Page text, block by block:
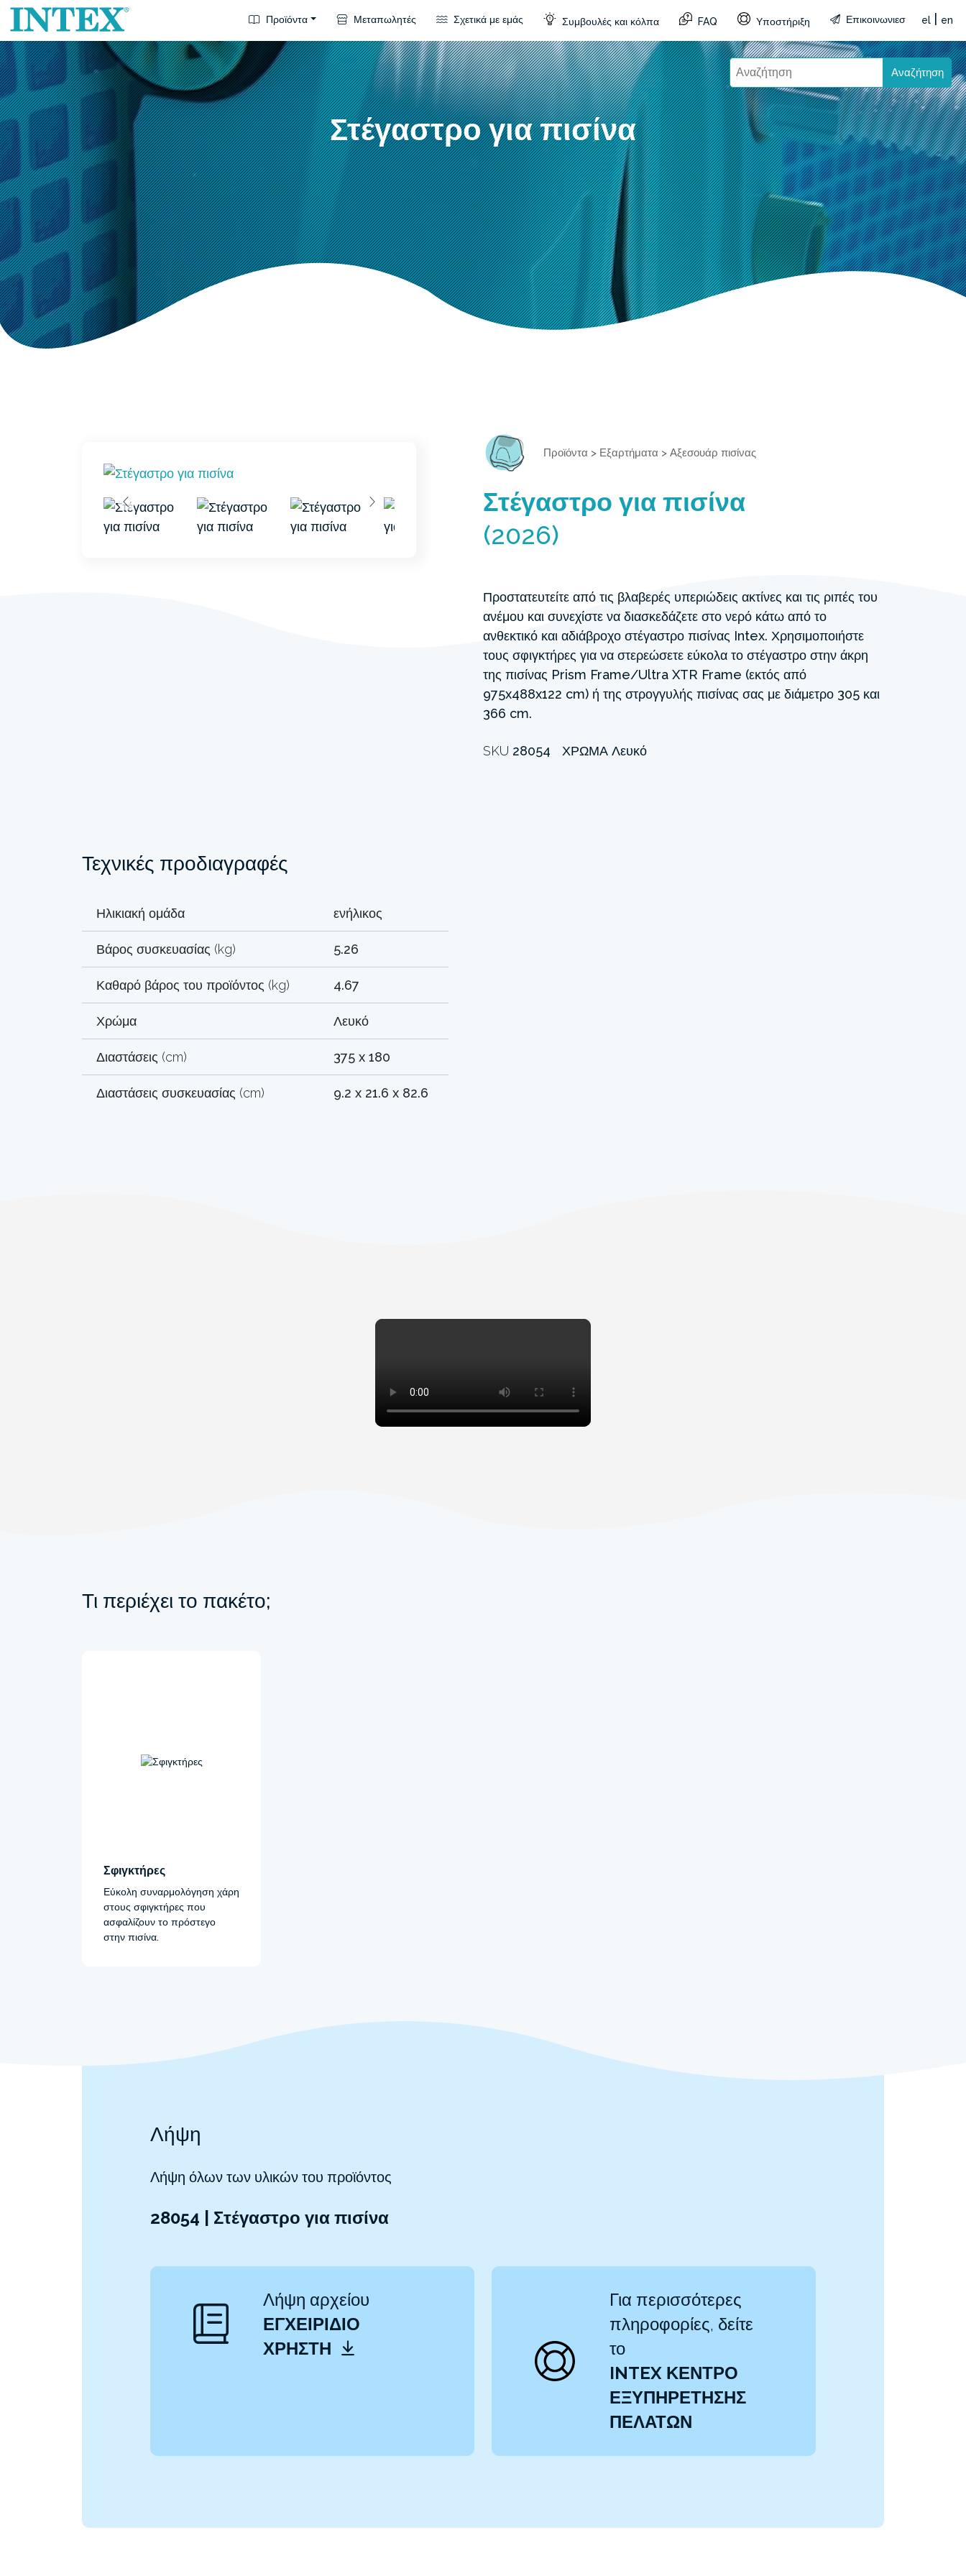
Προϊόντα Μεταπωλητές Σχετικά με εμάς Συμβουλές και κόλπα FAQ Υποστήριξη Επικοινωνιεσ el en
Αναζήτηση
Στέγαστρο για πισίνα
Προϊόντα > Εξαρτήματα > Αξεσουάρ πισίνας
Στέγαστρο για πισίνα
(2026)
Προστατευτείτε από τις βλαβερές υπεριώδεις ακτίνες και τις ριπές του
ανέμου και συνεχίστε να διασκεδάζετε στο νερό κάτω από το
ανθεκτικό και αδιάβροχο στέγαστρο πισίνας Intex. Χρησιμοποιήστε
τους σφιγκτήρες για να στερεώσετε εύκολα το στέγαστρο στην άκρη
της πισίνας Prism Frame/Ultra XTR Frame (εκτός από
975x488x122 cm) ή της στρογγυλής πισίνας σας με διάμετρο 305 και
366 cm.
SKU 28054 ΧΡΏΜΑ Λευκό
Τεχνικές προδιαγραφές
Ηλικιακή ομάδα ενήλικος
Βάρος συσκευασίας (kg) 5.26
Καθαρό βάρος του προϊόντος (kg) 4.67
Χρώμα Λευκό
Διαστάσεις (cm) 375 x 180
Διαστάσεις συσκευασίας (cm) 9.2 x 21.6 x 82.6
Τι περιέχει το πακέτο;
Σφιγκτήρες
Εύκολη συναρμολόγηση χάρη
στους σφιγκτήρες που
ασφαλίζουν το πρόστεγο
στην πισίνα.
Λήψη
Λήψη όλων των υλικών του προϊόντος
28054 | Στέγαστρο για πισίνα
Λήψη αρχείου
ΕΓΧΕΙΡΊΔΙΟ
ΧΡΉΣΤΗ
Για περισσότερες
πληροφορίες, δείτε
το
INTEX ΚΕΝΤΡΟ
ΕΞΥΠΗΡΕΤΗΣΗΣ
ΠΕΛΑΤΩΝ